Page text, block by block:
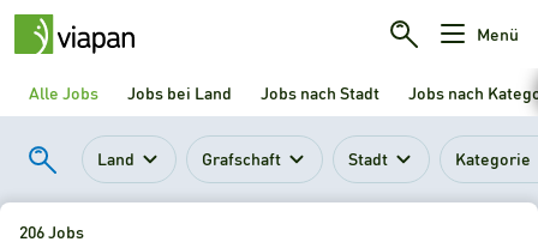
Menü
Alle Jobs Jobs bei Land Jobs nach Stadt Jobs nach
Land Grafschaft Stadt Kategorie
206 Jobs